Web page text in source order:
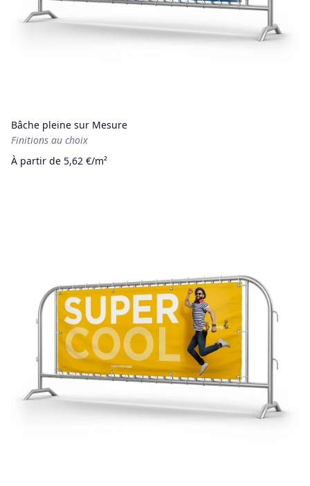
Bâche pleine sur Mesure
Finitions au choix
À partir de 5,62 €/m²